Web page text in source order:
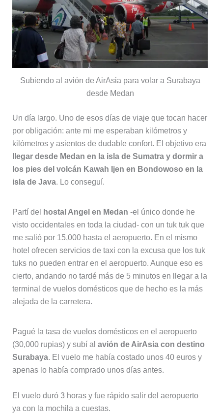
Subiendo al avión de AirAsia para volar a Surabaya
desde Medan
Un día largo. Uno de esos días de viaje que tocan hacer
por obligación: ante mi me esperaban kilómetros y
kilómetros y asientos de dudable confort. El objetivo era
llegar desde Medan en la isla de Sumatra y dormir a
los pies del volcán Kawah Ijen en Bondowoso en la
isla de Java. Lo conseguí.
Partí del hostal Angel en Medan -el único donde he
visto occidentales en toda la ciudad- con un tuk tuk que
me salió por 15,000 hasta el aeropuerto. En el mismo
hotel ofrecen servicios de taxi con la excusa que los tuk
tuks no pueden entrar en el aeropuerto. Aunque eso es
cierto, andando no tardé más de 5 minutos en llegar a la
terminal de vuelos domésticos que de hecho es la más
alejada de la carretera.
Pagué la tasa de vuelos domésticos en el aeropuerto
(30,000 rupias) y subí al avión de AirAsia con destino
Surabaya. El vuelo me había costado unos 40 euros y
apenas lo había comprado unos días antes.
El vuelo duró 3 horas y fue rápido salir del aeropuerto
ya con la mochila a cuestas.